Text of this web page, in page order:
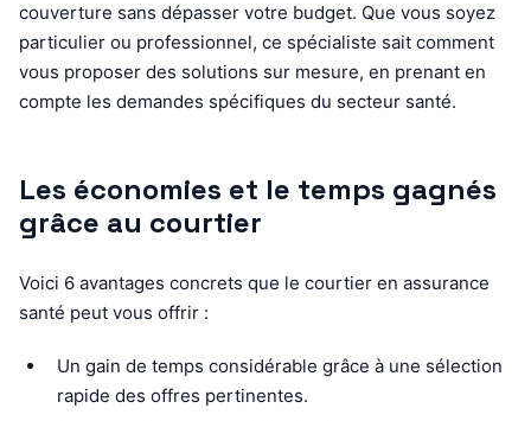
couverture sans dépasser votre budget. Que vous soyez
particulier ou professionnel, ce spécialiste sait comment
vous proposer des solutions sur mesure, en prenant en
compte les demandes spécifiques du secteur santé.
Les économies et le temps gagnés
grâce au courtier
Voici 6 avantages concrets que le courtier en assurance
santé peut vous offrir :
Un gain de temps considérable grâce à une sélection
rapide des offres pertinentes.